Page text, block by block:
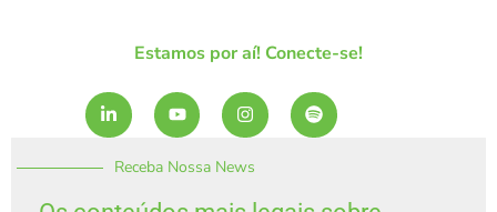
Estamos por aí! Conecte-se!
L
i
n
e
i
Y
o
u
u
e
I
n
s
a
r
S
p
o
y
Receba Nossa News